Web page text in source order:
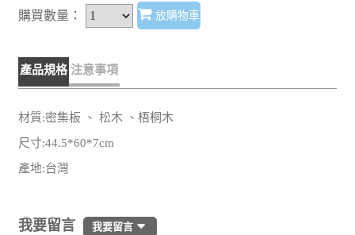
購買數量： 放購物車
產品規格 注意事項
材質:密集板 、 松木 、梧桐木
尺寸:44.5*60*7cm
產地:台灣
我要留言 我要留言